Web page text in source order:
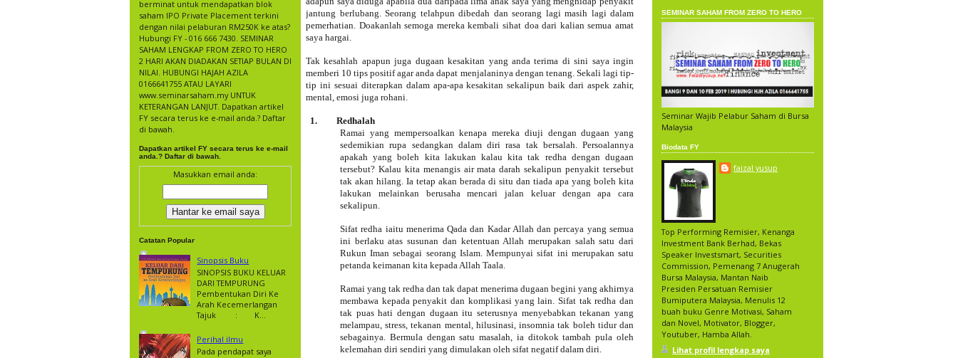
berminat untuk mendapatkan blok
saham IPO Private Placement terkini
dengan nilai pelaburan RM250K ke atas?
Hubungi FY - 016 666 7430. SEMINAR
SAHAM LENGKAP FROM ZERO TO HERO
2 HARI AKAN DIADAKAN SETIAP BULAN DI
NILAI. HUBUNGI HAJAH AZILA
0166641755 ATAU LAYARI
www.seminarsaham.my UNTUK
KETERANGAN LANJUT. Dapatkan artikel
FY secara terus ke e-mail anda.? Daftar
di bawah.
Dapatkan artikel FY secara terus ke e-mail
anda.? Daftar di bawah.
Masukkan email anda:
Catatan Popular
Sinopsis Buku
SINOPSIS BUKU KELUAR
DARI TEMPURUNG
Pembentukan Diri Ke
Arah Kecemerlangan
Tajuk : K...
Perihal ilmu
Pada pendapat saya
jantung berlubang. Seorang telahpun dibedah dan seorang lagi masih lagi dalam
pemerhatian. Doakanlah semoga mereka kembali sihat doa dari kalian semua amat
saya hargai.
Tak kesahlah apapun juga dugaan kesakitan yang anda terima di sini saya ingin
memberi 10 tips positif agar anda dapat menjalaninya dengan tenang. Sekali lagi tip-
tip ini sesuai diterapkan dalam apa-apa kesakitan sekalipun baik dari aspek zahir,
mental, emosi juga rohani.
1.
Redhalah
Ramai yang mempersoalkan kenapa mereka diuji dengan dugaan yang
sedemikian rupa sedangkan dalam diri rasa tak bersalah. Persoalannya
apakah yang boleh kita lakukan kalau kita tak redha dengan dugaan
tersebut? Kalau kita menangis air mata darah sekalipun penyakit tersebut
tak akan hilang. Ia tetap akan berada di situ dan tiada apa yang boleh kita
lakukan melainkan berusaha mencari jalan keluar dengan apa cara
sekalipun.
Sifat redha iaitu menerima Qada dan Kadar Allah dan percaya yang semua
ini berlaku atas susunan dan ketentuan Allah merupakan salah satu dari
Rukun Iman sebagai seorang Islam. Mempunyai sifat ini merupakan satu
petanda keimanan kita kepada Allah Taala.
Ramai yang tak redha dan tak dapat menerima dugaan begini yang akhirnya
membawa kepada penyakit dan komplikasi yang lain. Sifat tak redha dan
tak puas hati dengan dugaan itu seterusnya menyebabkan tekanan yang
melampau, stress, tekanan mental, hilusinasi, insomnia tak boleh tidur dan
sebagainya. Bermula dengan satu masalah, ia ditokok tambah pula oleh
kelemahan diri sendiri yang dimulakan oleh sifat negatif dalam diri.
SEMINAR SAHAM FROM ZERO TO HERO
Seminar Wajib Pelabur Saham di Bursa
Malaysia
Biodata FY
faizal yusup
Top Performing Remisier, Kenanga
Investment Bank Berhad, Bekas
Speaker Investsmart, Securities
Commission, Pemenang 7 Anugerah
Bursa Malaysia, Mantan Naib
Presiden Persatuan Remisier
Bumiputera Malaysia, Menulis 12
buah buku Genre Motivasi, Saham
dan Novel, Motivator, Blogger,
Youtuber, Hamba Allah.
Lihat profil lengkap saya